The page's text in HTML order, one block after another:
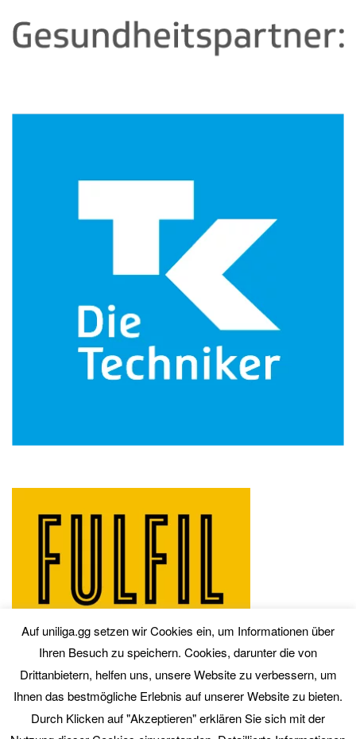
Auf uniliga.gg setzen wir Cookies ein, um Informationen über
Ihren Besuch zu speichern. Cookies, darunter die von
Drittanbietern, helfen uns, unsere Website zu verbessern, um
Ihnen das bestmögliche Erlebnis auf unserer Website zu bieten.
Durch Klicken auf "Akzeptieren" erklären Sie sich mit der